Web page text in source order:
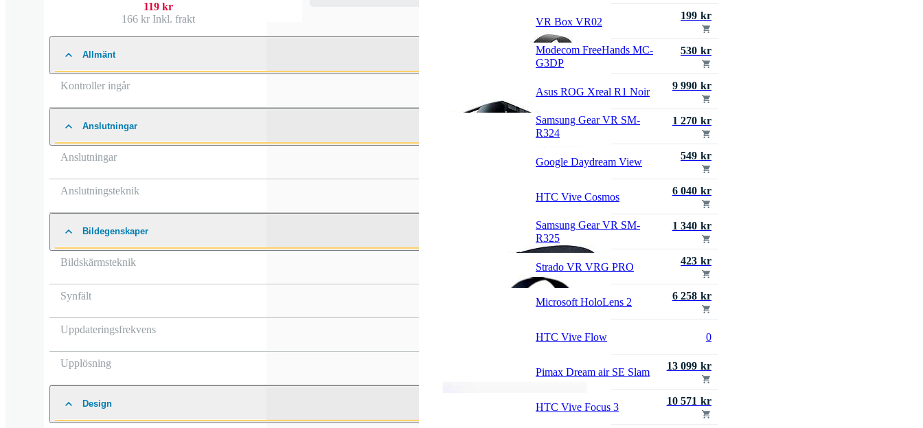
119 kr
166 krInkl. frakt
Allmänt
Kontroller ingår
Anslutningar
Anslutningar
Anslutningsteknik
Bildegenskaper
Bildskärmsteknik
Synfält
Uppdateringsfrekvens
Upplösning
Design
VR Box VR02 199 kr
Modecom FreeHands MC-
G3DP
530 kr
Asus ROG Xreal R1 Noir 9 990 kr
Samsung Gear VR SM-
R324
1 270 kr
Google Daydream View 549 kr
HTC Vive Cosmos 6 040 kr
Samsung Gear VR SM-
R325
1 340 kr
Strado VR VRG PRO 423 kr
Microsoft HoloLens 2 6 258 kr
HTC Vive Flow 0
Pimax Dream air SE Slam 13 099 kr
HTC Vive Focus 3 10 571 kr